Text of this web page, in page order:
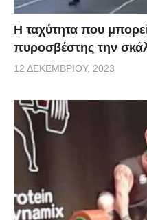
Η ταχύτητα που
πυροσβέστης την
12 ΔΕΚΕΜΒΡΊΟΥ, 2023